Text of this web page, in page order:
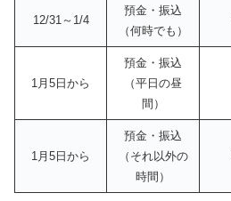
12/31～1/4
預金・振込
（何時でも）
1月5日から
預金・振込
（平日の昼
間）
1月5日から
預金・振込
（それ以外の
時間）